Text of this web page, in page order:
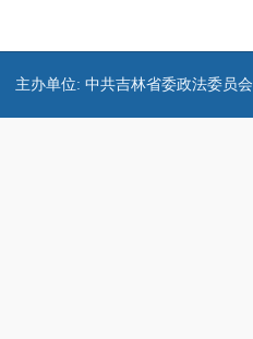
主办单位: 中共吉林省委政法委员会